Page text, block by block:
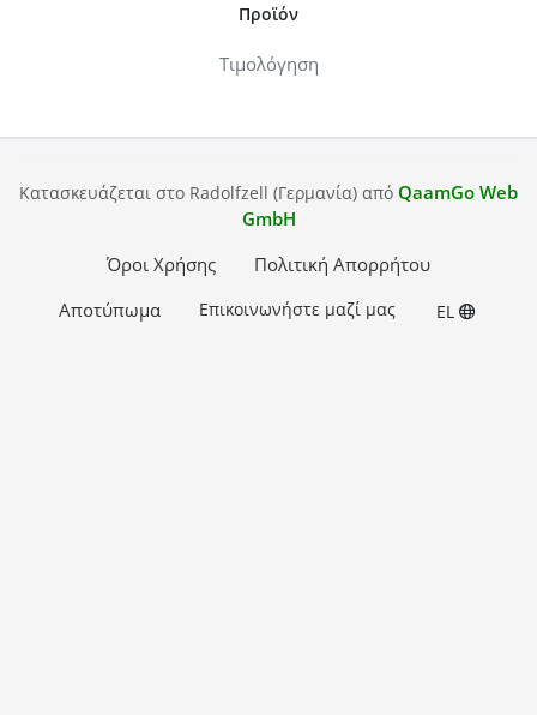
Προϊόν
Τιμολόγηση
Κατασκευάζεται στο Radolfzell (Γερμανία) από QaamGo Web
GmbH
Όροι Χρήσης
Πολιτική Απορρήτου
Αποτύπωμα
Επικοινωνήστε μαζί μας EL